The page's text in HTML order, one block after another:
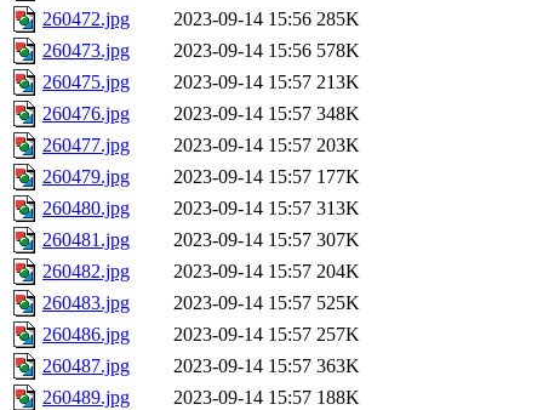
260472.jpg
2023-09-14 15:56 285K
260473.jpg
2023-09-14 15:56 578K
260475.jpg
2023-09-14 15:57 213K
260476.jpg
2023-09-14 15:57 348K
260477.jpg
2023-09-14 15:57 203K
260479.jpg
2023-09-14 15:57 177K
260480.jpg
2023-09-14 15:57 313K
260481.jpg
2023-09-14 15:57 307K
260482.jpg
2023-09-14 15:57 204K
260483.jpg
2023-09-14 15:57 525K
260486.jpg
2023-09-14 15:57 257K
260487.jpg
2023-09-14 15:57 363K
260489.jpg
2023-09-14 15:57 188K